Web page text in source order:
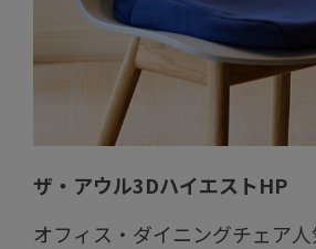
ザ・アウル3DハイエストHP
オフィス・ダイニングチェア